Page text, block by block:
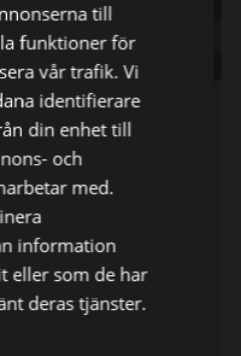
i norra
till
funktioner för
vår trafik. Vi
identifierare
din enhet till
och
med.
information
eller som de har
deras tjänster.